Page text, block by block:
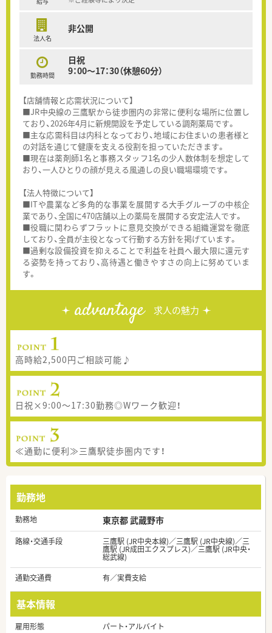
法人名
非公開
勤務時間
日祝
9：00～17：30（休憩60分）
【店舗情報と応需状況について】
■JR中央線の三鷹駅から徒歩圏内の非常に便利な場所に位置し
ており、2026年4月に新規開設を予定している調剤薬局です。
■主な応需科目は内科となっており、地域にお住まいの患者様と
の対話を通じて健康を支える役割を担っていただきます。
■現在は薬剤師1名と事務スタッフ1名の少人数体制を想定して
おり、一人ひとりの顔が見える風通しの良い職場環境です。
【法人特徴について】
■ITや農業など多角的な事業を展開する大手グループの中核企
業であり、全国に470店舗以上の薬局を展開する安定法人です。
■役職に関わらずフラットに意見交換ができる組織運営を徹底
しており、全員が主役となって行動する方針を掲げています。
■過剰な設備投資を抑えることで利益を社員へ最大限に還元す
る姿勢を持っており、高待遇と働きやすさの向上に努めていま
す。
advantage 求人の魅力
高時給2,500円ご相談可能♪
日祝×9:00～17:30勤務◎Wワーク歓迎！
≪通勤に便利≫三鷹駅徒歩圏内です！
勤務地
勤務地 東京都 武蔵野市
路線・交通手段 三鷹駅 (JR中央本線)／三鷹駅 (JR中央線)／三
鷹駅 (JR成田エクスプレス)／三鷹駅 (JR中央・
総武線)
通勤交通費
有／実費支給
基本情報
雇用形態
パート・アルバイト